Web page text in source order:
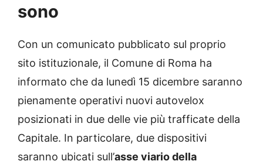
sono
Con un comunicato pubblicato sul proprio
sito istituzionale, il Comune di Roma ha
informato che da lunedì 15 dicembre saranno
pienamente operativi nuovi autovelox
posizionati in due delle vie più trafficate della
Capitale. In particolare, due dispositivi
saranno ubicati sull’asse viario della